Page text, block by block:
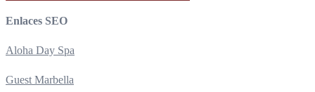
Enlaces SEO
Aloha Day Spa
Guest Marbella